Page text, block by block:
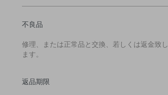
不良品
修理、または正常品と交換、若しくは返金致し
ます。
返品期限